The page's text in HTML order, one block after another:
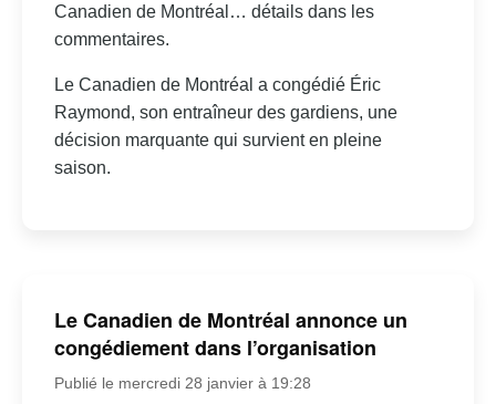
Canadien de Montréal… détails dans les
commentaires.
Le Canadien de Montréal a congédié Éric
Raymond, son entraîneur des gardiens, une
décision marquante qui survient en pleine
saison.
Le Canadien de Montréal annonce un
congédiement dans l’organisation
Publié le mercredi 28 janvier à 19:28